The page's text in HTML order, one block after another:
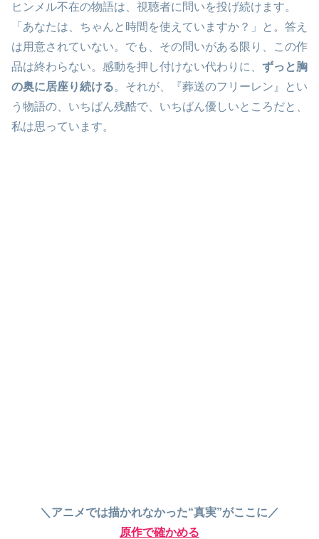
ヒンメル不在の物語は、視聴者に問いを投げ続けます。
「あなたは、ちゃんと時間を使えていますか？」と。答え
は用意されていない。でも、その問いがある限り、この作
品は終わらない。感動を押し付けない代わりに、 ずっと胸
の奥に居座り続ける。それが、『葬送のフリーレン』とい
う物語の、いちばん残酷で、いちばん優しいところだと、
私は思っています。
＼アニメでは描かれなかった“真実”がここに／
原作で確かめる